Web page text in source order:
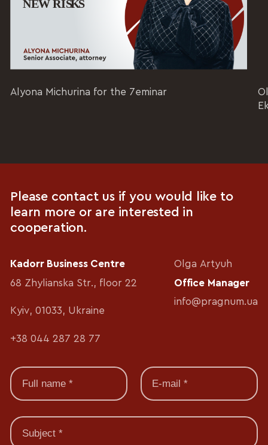
Alyona Michurina for the 7eminar
Please contact us if you would like to
learn more or are interested in
cooperation.
Kadorr Business Centre
68 Zhylianska Str., floor 22
Kyiv, 01033, Ukraine
+38 044 287 28 77
Olga Artyuh
Office Manager
info@pragnum.ua